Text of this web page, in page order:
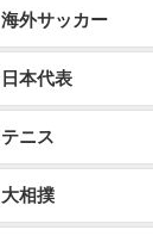
海外サッカー
日本代表
テニス
大相撲